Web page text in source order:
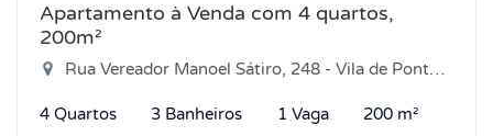
Apartamento à Venda com 4 quartos,
200m²
Rua Vereador Manoel Sátiro, 248 - Vila de Ponta Negra, Natal-RN
4 Quartos 3 Banheiros 1 Vaga 200 m²